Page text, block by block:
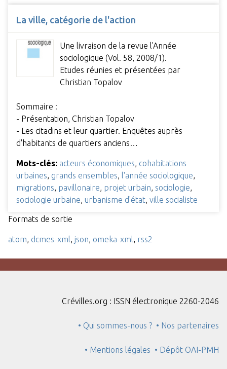
La ville, catégorie de l'action
Une livraison de la revue l'Année
sociologique (Vol. 58, 2008/1).
Etudes réunies et présentées par
Christian Topalov
Sommaire :
- Présentation, Christian Topalov
- Les citadins et leur quartier. Enquêtes auprès
d'habitants de quartiers anciens…
Mots-clés: acteurs économiques, cohabitations
urbaines, grands ensembles, l'année sociologique,
migrations, pavillonaire, projet urbain, sociologie,
sociologie urbaine, urbanisme d'état, ville socialiste
Formats de sortie
atom, dcmes-xml, json, omeka-xml, rss2
Crévilles.org : ISSN électronique 2260-2046
• Qui sommes-nous ? • Nos partenaires
• Mentions légales • Dépôt OAI-PMH